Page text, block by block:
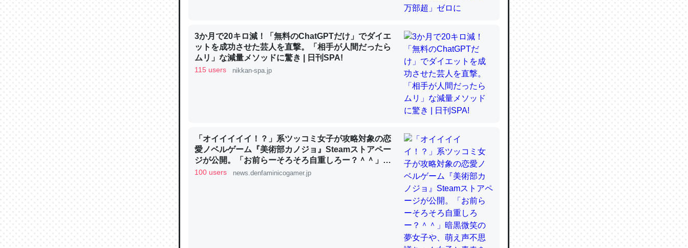
ウチもEchoを実家に置いて４年。でたまに覗いてる。ぼちぼちRingも置こうかと画策
中。あと、Googleマップで位置情報を共有してる。電池残量や充電中かが分かるのでこ
─たまにLINEするくらいだった遠方の父67歳と僕。ITツール導入でコミュニケーションが劇的に変化し
ちょうど同じ理由でEcho Show 8を設定中でした。PrimeとかSpotifyを支払う孝行もで
きる。一生で親と会える残り時間を日数にすると1週間とかの人が多いそうだけど、それ
─たまにLINEするくらいだった遠方の父67歳と僕。ITツール導入でコミュニケーションが劇的に変化し
3か月で20キロ減！「無料のChatGPTだけ」でダイエ
ットを成功させた芸人を直撃。「相手が人間だったら
ムリ」な減量メソッドに驚き | 日刊SPA!
115 users nikkan-spa.jp
「オイイイイイ！？」系ツッコミ女子が攻略対象の恋
愛ノベルゲーム『美術部カノジョ』Steamストアペー
ジが公開。「お前らーそろそろ自重しろー？＾＾」暗
黒微笑の夢女子や、萌え声不思議ちゃん女子と青春を
100 users news.denfaminicogamer.jp